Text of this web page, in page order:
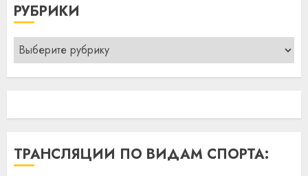
РУБРИКИ
Рубрики
ТРАНСЛЯЦИИ ПО ВИДАМ СПОРТА: